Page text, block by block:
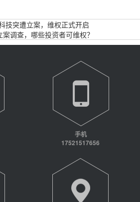
技突遭立案，维权正式开启
调查，哪些投资者可维权？
手机
17521517656